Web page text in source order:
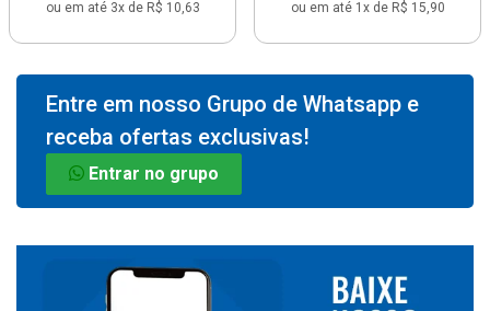
ou em até 3x de R$ 10,63 ou em até 1x de R$ 15,90
Entre em nosso Grupo de Whatsapp e
receba ofertas exclusivas!
Entrar no grupo